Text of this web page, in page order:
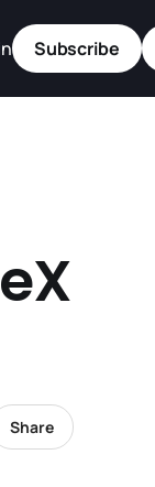
Subscribe
Share